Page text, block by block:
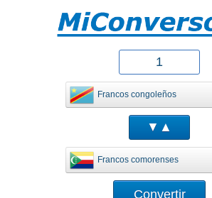
Francos congoleños
Francos comorenses